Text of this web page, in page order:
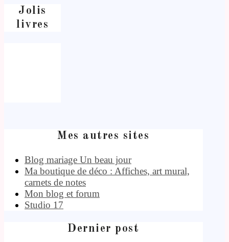
Jolis
livres
Mes autres sites
Blog mariage Un beau jour
Ma boutique de déco : Affiches, art mural,
carnets de notes
Mon blog et forum
Studio 17
Dernier post